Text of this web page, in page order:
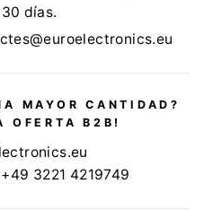
días.
MAYOR CANTIDAD?
OFERTA B2B!
3221 4219749